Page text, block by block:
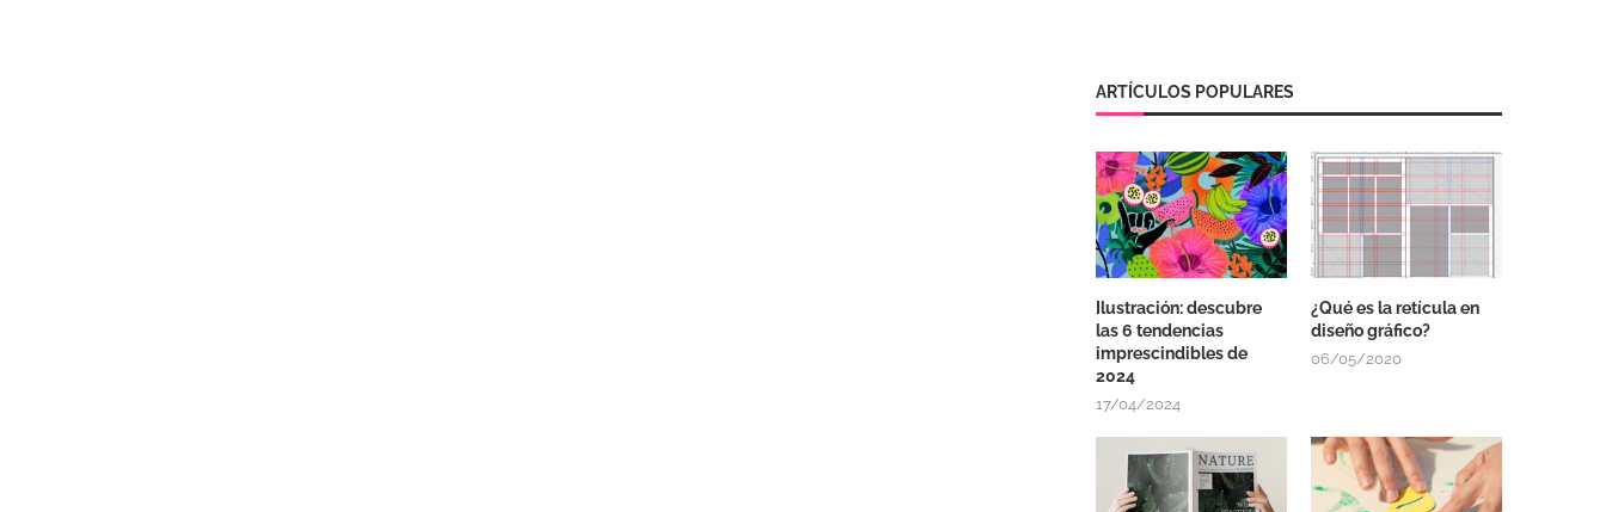
ARTÍCULOS POPULARES
Ilustración: descubre
las 6 tendencias
imprescindibles de
2024
17/04/2024
¿Qué es la retícula en
diseño gráfico?
06/05/2020